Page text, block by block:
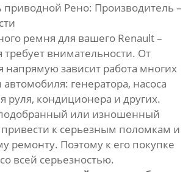
приводной Рено: Производитель –
ремня для вашего Renault –
требует внимательности. От
напрямую зависит работа многих
генератора, насоса
руля, кондиционера и других.
или изношенный
к серьезным поломкам и
ремонту. Поэтому к его покупке
всей серьезностью.